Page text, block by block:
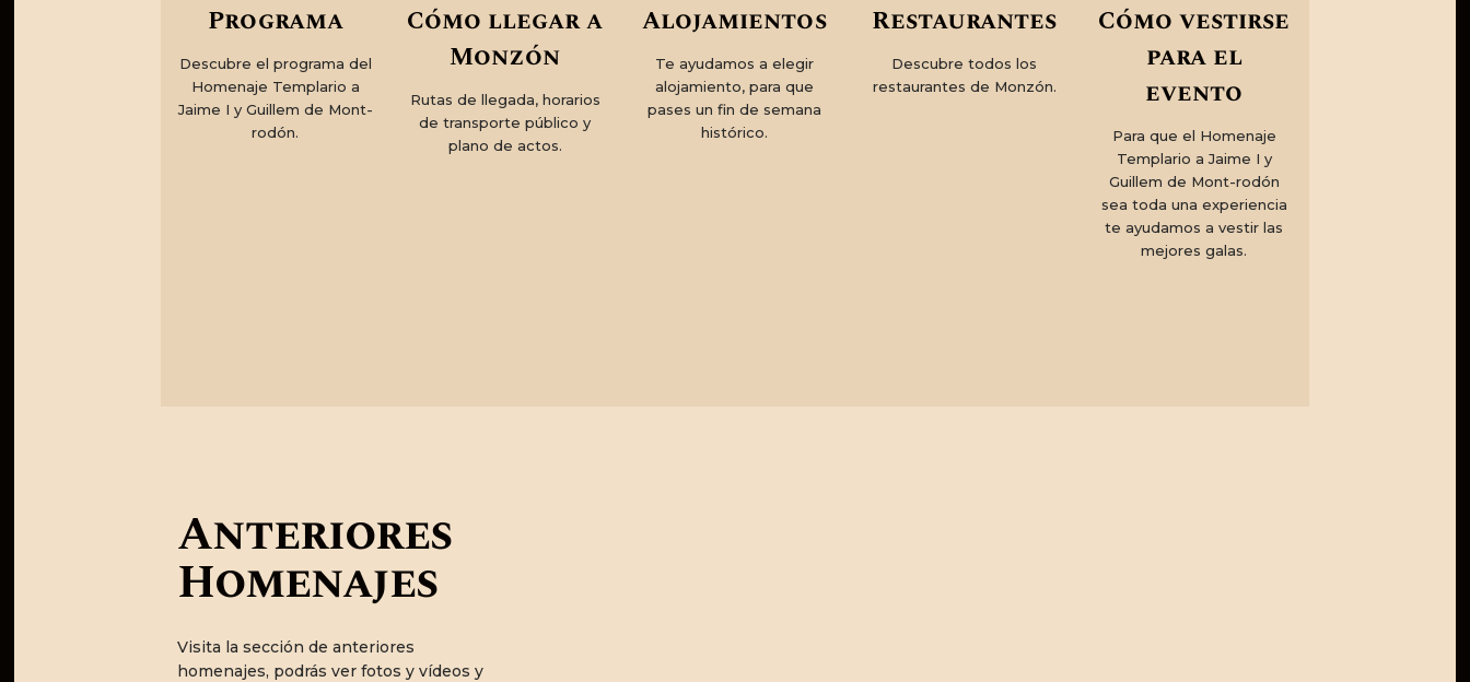
Programa
Descubre el programa del
Homenaje Templario a
Jaime I y Guillem de Mont-
rodón.
Cómo llegar a
Monzón
Rutas de llegada, horarios
de transporte público y
plano de actos.
Alojamientos
Te ayudamos a elegir
alojamiento, para que
pases un fin de semana
histórico.
Restaurantes
Descubre todos los
restaurantes de Monzón.
Cómo vestirse
para el
evento
Para que el Homenaje
Templario a Jaime I y
Guillem de Mont-rodón
sea toda una experiencia
te ayudamos a vestir las
mejores galas.
Anteriores
Homenajes
Visita la sección de anteriores
homenajes, podrás ver fotos y vídeos y